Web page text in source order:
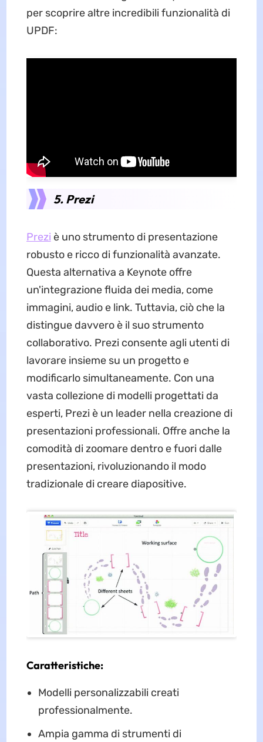
per scoprire altre incredibili funzionalità di
UPDF:
5. Prezi
Prezi è uno strumento di presentazione
robusto e ricco di funzionalità avanzate.
Questa alternativa a Keynote offre
un'integrazione fluida dei media, come
immagini, audio e link. Tuttavia, ciò che la
distingue davvero è il suo strumento
collaborativo. Prezi consente agli utenti di
lavorare insieme su un progetto e
modificarlo simultaneamente. Con una
vasta collezione di modelli progettati da
esperti, Prezi è un leader nella creazione di
presentazioni professionali. Offre anche la
comodità di zoomare dentro e fuori dalle
presentazioni, rivoluzionando il modo
tradizionale di creare diapositive.
Caratteristiche:
Modelli personalizzabili creati
professionalmente.
Ampia gamma di strumenti di